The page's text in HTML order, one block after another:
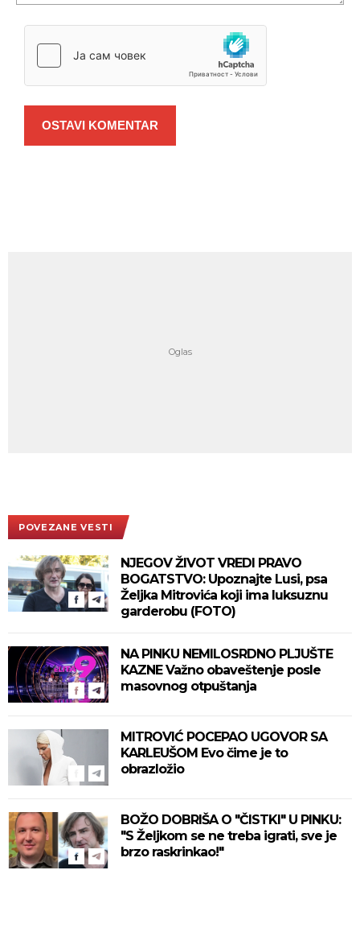
OSTAVI KOMENTAR
POVEZANE VESTI
NJEGOV ŽIVOT VREDI PRAVO
BOGATSTVO: Upoznajte Lusi, psa
Željka Mitrovića koji ima luksuznu
garderobu (FOTO)
NA PINKU NEMILOSRDNO PLJUŠTE
KAZNE Važno obaveštenje posle
masovnog otpuštanja
MITROVIĆ POCEPAO UGOVOR SA
KARLEUŠOM Evo čime je to
obrazložio
BOŽO DOBRIŠA O "ČISTKI" U PINKU:
"S Željkom se ne treba igrati, sve je
brzo raskrinkao!"